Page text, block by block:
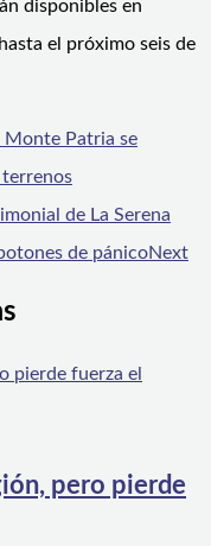
disponibles en
hasta el próximo seis de
Monte Patria se
terrenos
de La Serena
de pánicoNext
pero pierde